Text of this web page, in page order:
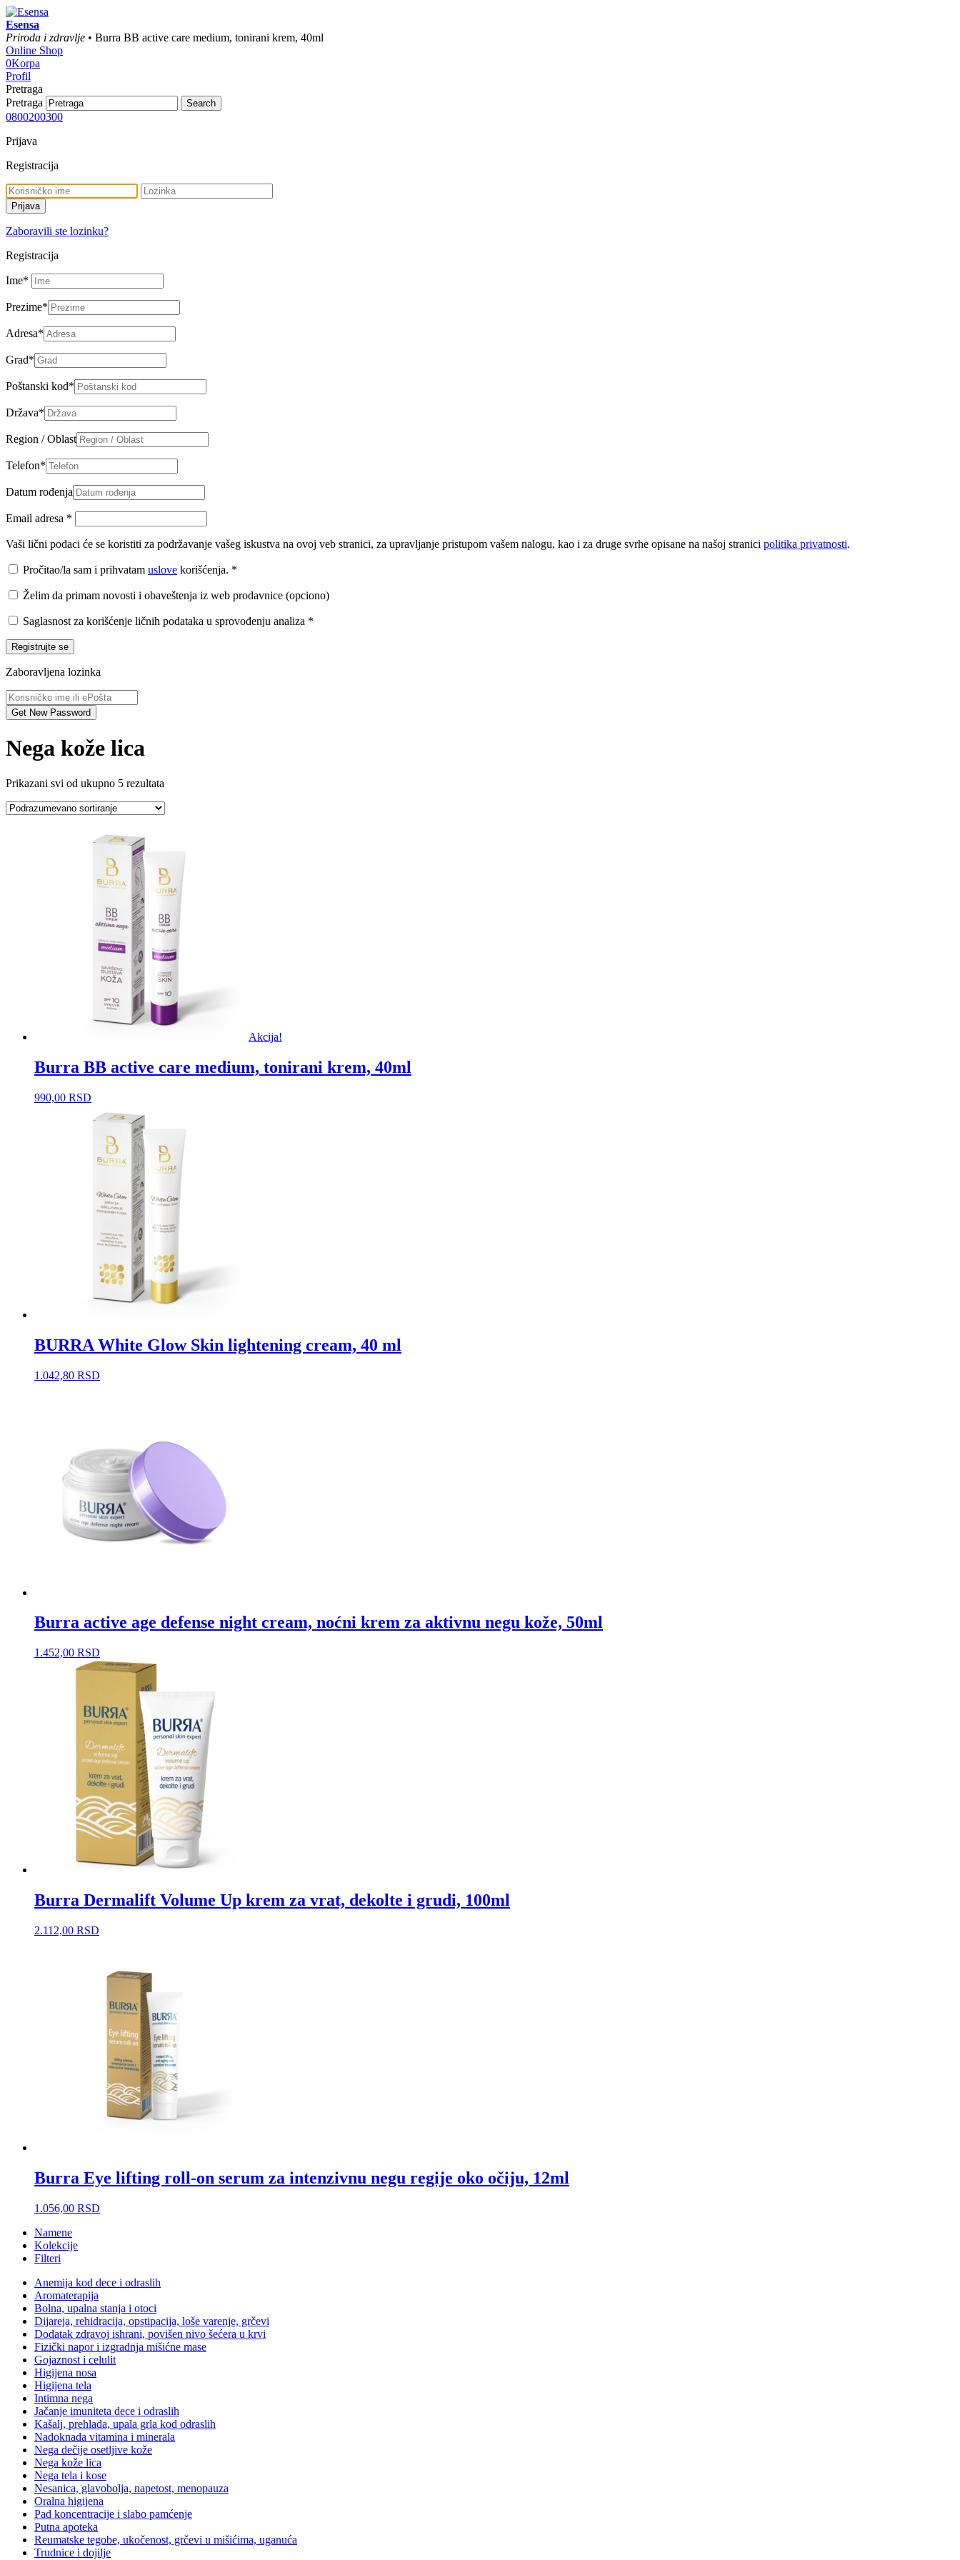
Esensa
Priroda i zdravlje • Burra BB active care medium, tonirani krem, 40ml
Online Shop
0Korpa
Profil
Pretraga
Pretraga
0800200300
Prijava
Registracija
Zaboravili ste lozinku?
Registracija
Ime*
Prezime*
Adresa*
Grad*
Poštanski kod*
Država*
Region / Oblast
Telefon*
Datum rođenja
Email adresa *
Vaši lični podaci će se koristiti za podržavanje vašeg iskustva na ovoj veb stranici, za upravljanje pristupom vašem nalogu, kao i za druge svrhe opisane na našoj stranici politika privatnosti.
Pročitao/la sam i prihvatam uslove korišćenja. *
Želim da primam novosti i obaveštenja iz web prodavnice (opciono)
Saglasnost za korišćenje ličnih podataka u sprovođenju analiza *
Registrujte se
Zaboravljena lozinka
Nega kože lica
Prikazani svi od ukupno 5 rezultata
Akcija!
Burra BB active care medium, tonirani krem, 40ml
990,00 RSD
BURRA White Glow Skin lightening cream, 40 ml
1.042,80 RSD
Burra active age defense night cream, noćni krem za aktivnu negu kože, 50ml
1.452,00 RSD
Burra Dermalift Volume Up krem za vrat, dekolte i grudi, 100ml
2.112,00 RSD
Burra Eye lifting roll-on serum za intenzivnu negu regije oko očiju, 12ml
1.056,00 RSD
Namene
Kolekcije
Filteri
Anemija kod dece i odraslih
Aromaterapija
Bolna, upalna stanja i otoci
Dijareja, rehidracija, opstipacija, loše varenje, grčevi
Dodatak zdravoj ishrani, povišen nivo šećera u krvi
Fizički napor i izgradnja mišićne mase
Gojaznost i celulit
Higijena nosa
Higijena tela
Intimna nega
Jačanje imuniteta dece i odraslih
Kašalj, prehlada, upala grla kod odraslih
Nadoknada vitamina i minerala
Nega dečije osetljive kože
Nega kože lica
Nega tela i kose
Nesanica, glavobolja, napetost, menopauza
Oralna higijena
Pad koncentracije i slabo pamćenje
Putna apoteka
Reumatske tegobe, ukočenost, grčevi u mišićima, uganuća
Trudnice i dojilje